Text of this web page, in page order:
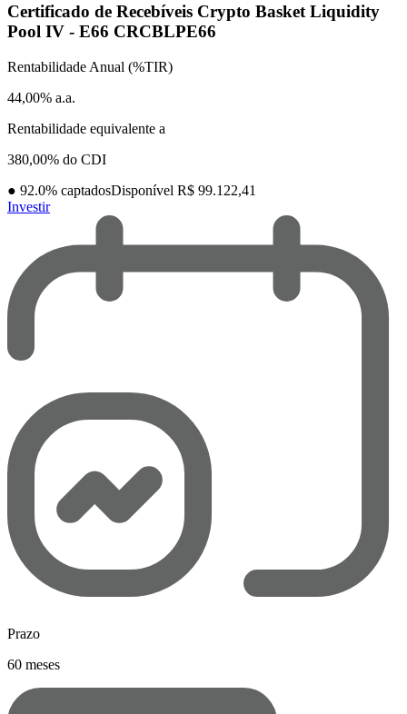
Certificado de Recebíveis Crypto Basket Liquidity
Pool IV - E66 CRCBLPE66
Rentabilidade Anual (%TIR)
44,00% a.a.
Rentabilidade equivalente a
380,00% do CDI
● 92.0% captadosDisponível R$ 99.122,41
Investir
Prazo
60 meses